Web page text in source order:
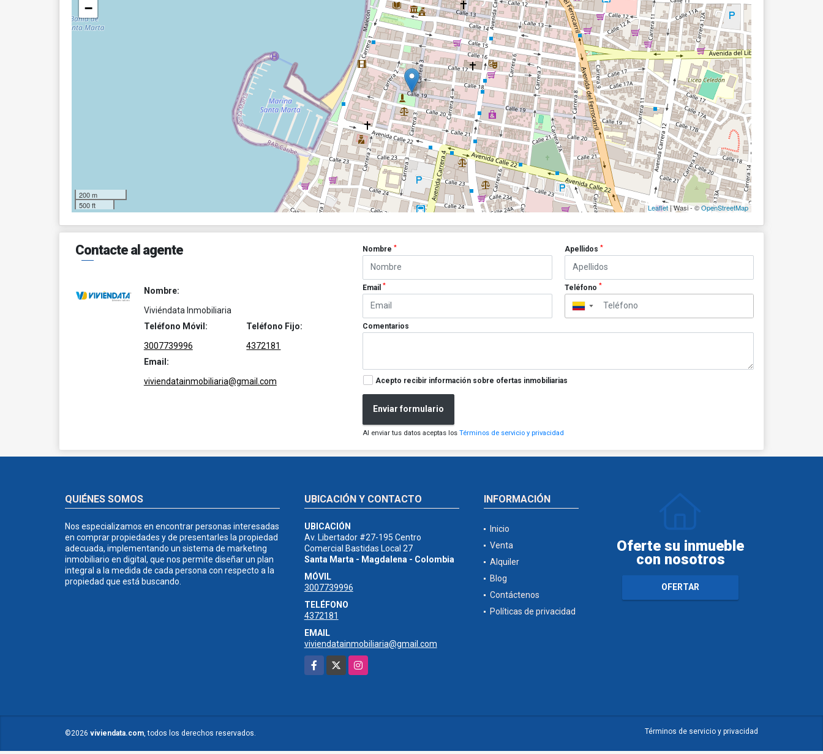
−
200 m
500 ft
Leaflet| Wasi - ©OpenStreetMap
Contacte al agente
Nombre:
Viviéndata Inmobiliaria
Teléfono Móvil:
3007739996
Teléfono Fijo:
4372181
Email:
viviendatainmobiliaria@gmail.com
Nombre* Apellidos *
Email* Teléfono *
▼
Comentarios
Acepto recibir información sobre ofertas inmobiliarias
Enviar formulario
Al enviar tus datos aceptas losTérminos de servicio y privacidad
QUIÉNES SOMOS
Nos especializamos en encontrar personas interesadas
en comprar propiedades y de presentarles la propiedad
adecuada, implementando un sistema de marketing
inmobiliario en digital, que nos permite diseñar un plan
integral a la medida de cada persona con respecto a la
propiedad que está buscando.
UBICACIÓN Y CONTACTO
UBICACIÓN
Av. Libertador #27-195 Centro
Comercial Bastidas Local 27
Santa Marta - Magdalena - Colombia
MÓVIL
3007739996
TELÉFONO
4372181
EMAIL
viviendatainmobiliaria@gmail.com
Facebook
Instagram
INFORMACIÓN
Inicio
Venta
Alquiler
Blog
Contáctenos
Políticas de privacidad
Oferte su inmueble
con nosotros
OFERTAR
©2026 viviendata.com, todos los derechos reservados. Términos de servicio y privacidad